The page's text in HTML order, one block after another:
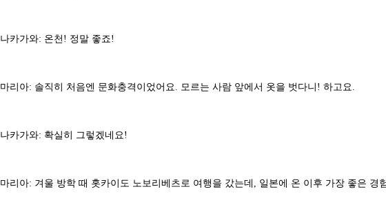
나카가와: 온천! 정말 좋죠!
마리아: 솔직히 처음엔 문화충격이었어요. 모르는 사람 앞에서 옷을 벗다니! 하고요.
나카가와: 확실히 그렇겠네요!
마리아: 겨울 방학 때 홋카이도 노보리베츠로 여행을 갔는데, 일본에 온 이후 가장 좋은 경